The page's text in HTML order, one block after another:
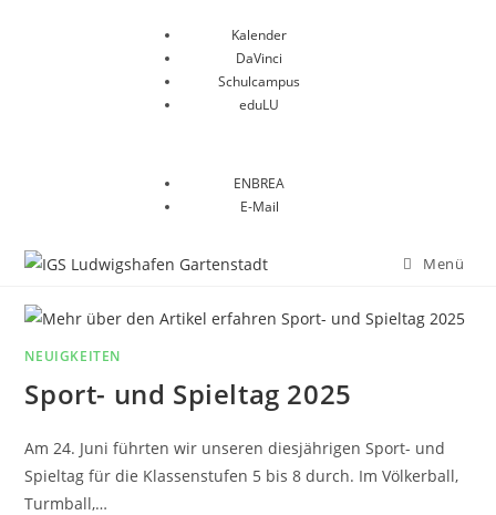
Kalender
DaVinci
Schulcampus
eduLU
ENBREA
E-Mail
Menü
NEUIGKEITEN
Sport- und Spieltag 2025
Am 24. Juni führten wir unseren diesjährigen Sport- und
Spieltag für die Klassenstufen 5 bis 8 durch. Im Völkerball,
Turmball,…